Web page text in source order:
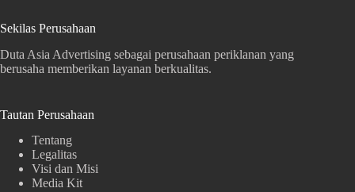
Sekilas Perusahaan
Duta Asia Advertising sebagai perusahaan periklanan yang
berusaha memberikan layanan berkualitas.
Tautan Perusahaan
Tentang
Legalitas
Visi dan Misi
Media Kit